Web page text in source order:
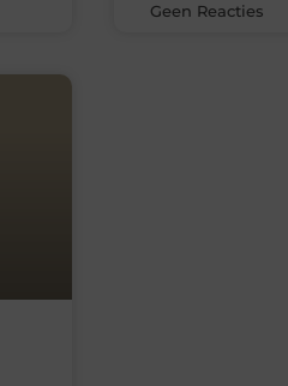
Geen Reacties